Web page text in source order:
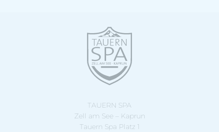
TAUERN SPA
Zell am See – Kaprun
Tauern Spa Platz 1